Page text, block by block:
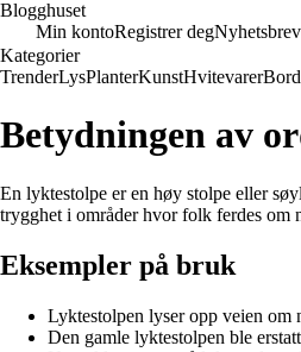
Blogghuset
Min kontoRegistrer degNyhetsbrev
Kategorier
TrenderLysPlanterKunstHvitevarerBord
Betydningen av
En lyktestolpe er en høy stolpe eller
trygghet i områder hvor folk ferdes om
Eksempler på bruk
Lyktestolpen lyser opp veien om
Den gamle lyktestolpen ble